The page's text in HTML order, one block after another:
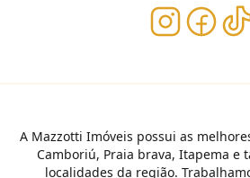
A Mazzotti Imóveis possui as
Camboriú, Praia brava, Itapema e
localidades da região.